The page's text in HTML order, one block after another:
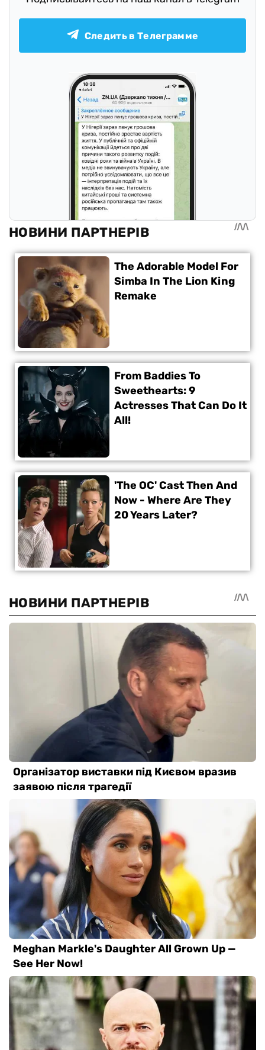
Следить в Телеграмме